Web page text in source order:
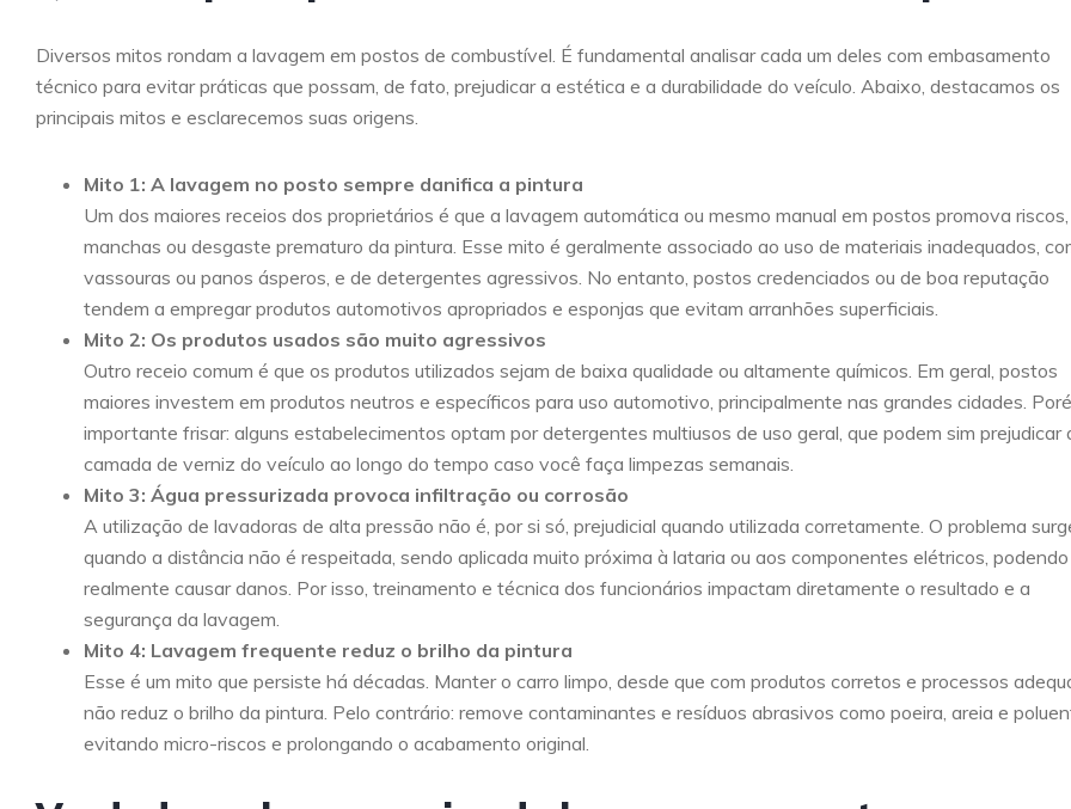
Diversos mitos rondam a lavagem em postos de combustível. É fundamental analisar cada um deles com embasamento
técnico para evitar práticas que possam, de fato, prejudicar a estética e a durabilidade do veículo. Abaixo, destacamos os
principais mitos e esclarecemos suas origens.
Mito 1: A lavagem no posto sempre danifica a pintura
Um dos maiores receios dos proprietários é que a lavagem automática ou mesmo manual em postos promova riscos,
manchas ou desgaste prematuro da pintura. Esse mito é geralmente associado ao uso de materiais inadequados,
vassouras ou panos ásperos, e de detergentes agressivos. No entanto, postos credenciados ou de boa reputação
tendem a empregar produtos automotivos apropriados e esponjas que evitam arranhões superficiais.
Mito 2: Os produtos usados são muito agressivos
Outro receio comum é que os produtos utilizados sejam de baixa qualidade ou altamente químicos. Em geral, postos
maiores investem em produtos neutros e específicos para uso automotivo, principalmente nas grandes cidades.
importante frisar: alguns estabelecimentos optam por detergentes multiusos de uso geral, que podem sim prejudicar
camada de verniz do veículo ao longo do tempo caso você faça limpezas semanais.
Mito 3: Água pressurizada provoca infiltração ou corrosão
A utilização de lavadoras de alta pressão não é, por si só, prejudicial quando utilizada corretamente. O problema
quando a distância não é respeitada, sendo aplicada muito próxima à lataria ou aos componentes elétricos, podendo
realmente causar danos. Por isso, treinamento e técnica dos funcionários impactam diretamente o resultado e a
segurança da lavagem.
Mito 4: Lavagem frequente reduz o brilho da pintura
Esse é um mito que persiste há décadas. Manter o carro limpo, desde que com produtos corretos e processos
não reduz o brilho da pintura. Pelo contrário: remove contaminantes e resíduos abrasivos como poeira, areia e
evitando micro-riscos e prolongando o acabamento original.